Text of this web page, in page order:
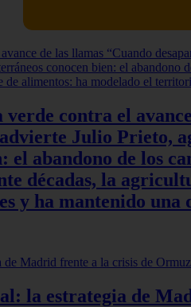
contra el
Julio Prieto,
el abandono de los
décadas, la
y ha mantenido
la estrategia de